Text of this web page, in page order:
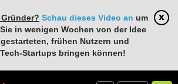
Schau dieses Video an um
in wenigen Wochen von der Idee
frühen Nutzern und
Startups bringen können!